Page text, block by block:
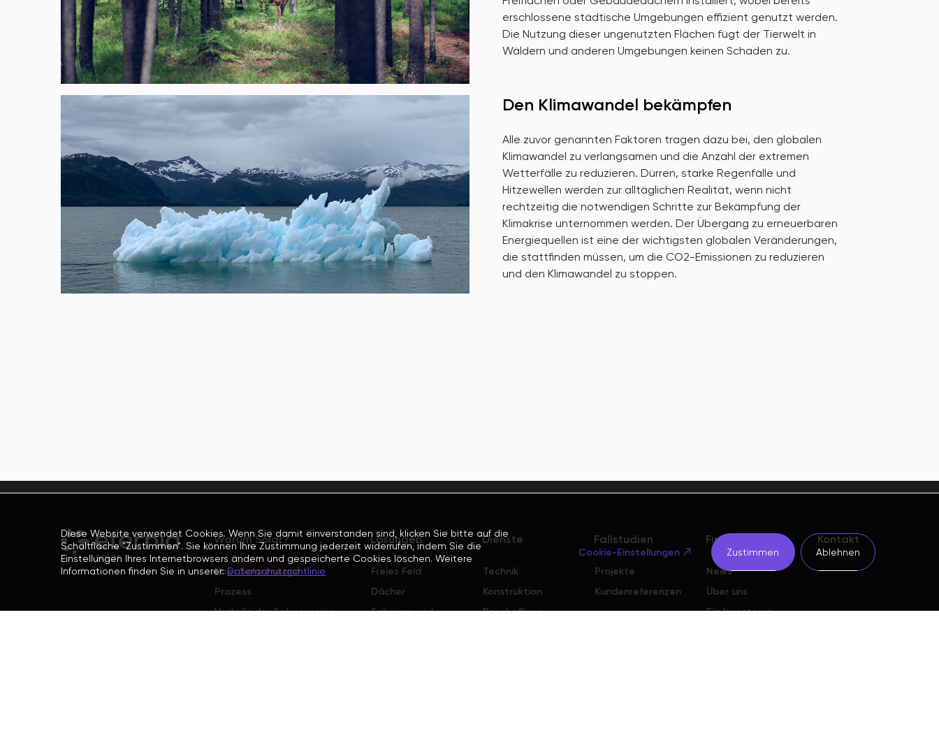
erschlossene städtische Umgebungen effizient genutzt werden.
Die Nutzung dieser ungenutzten Flächen fügt der Tierwelt in
Wäldern und anderen Umgebungen keinen Schaden zu.
Den Klimawandel bekämpfen
Alle zuvor genannten Faktoren tragen dazu bei, den globalen
Klimawandel zu verlangsamen und die Anzahl der extremen
Wetterfälle zu reduzieren. Dürren, starke Regenfälle und
Hitzewellen werden zur alltäglichen Realität, wenn nicht
rechtzeitig die notwendigen Schritte zur Bekämpfung der
Klimakrise unternommen werden. Der Übergang zu erneuerbaren
Energiequellen ist eine der wichtigsten globalen Veränderungen,
die stattfinden müssen, um die CO2-Emissionen zu reduzieren
und den Klimawandel zu stoppen.
Warum Solar?
Über Solarenergie
Prozess
Vorteile der Solarenergie
Lösungen
Freies Feld
Dächer
Schwimmend
Dienste
Technik
Konstruktion
Beschaffung
Fallstudien
Projekte
Kundenreferenzen
Firma
News
Über uns
Für Investoren
Kontakt
Diese Website verwendet Cookies. Wenn Sie damit einverstanden sind, klicken Sie bitte auf die
Schaltfläche "Zustimmen". Sie können Ihre Zustimmung jederzeit widerrufen, indem Sie die
Einstellungen Ihres Internetbrowsers ändern und gespeicherte Cookies löschen. Weitere
Informationen finden Sie in unserer:Datenschutzrichtlinie
Zustimmen Ablehnen
Cookie-Einstellungen